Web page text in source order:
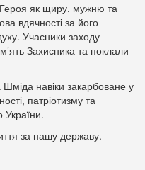
Героя як щиру, мужню та
вдячності за його
Учасники заходу
Захисника та поклали
Шміда навіки закарбоване у
патріотизму та
за нашу державу.